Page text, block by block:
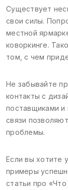
Существует
свои силы.
местной
коворкинге.
том, с чем
Не забывайте
контакты с
поставщиками
связи
проблемы.
Если вы хотите
примеры
статьи про